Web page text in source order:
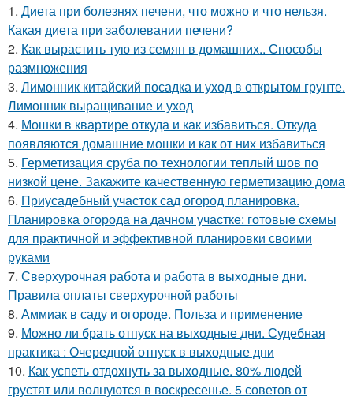
1. Диета при болезнях печени, что можно и что нельзя.
Какая диета при заболевании печени?
2. Как вырастить тую из семян в домашних.. Способы
размножения
3. Лимонник китайский посадка и уход в открытом грунте.
Лимонник выращивание и уход
4. Мошки в квартире откуда и как избавиться. Откуда
появляются домашние мошки и как от них избавиться
5. Герметизация сруба по технологии теплый шов по
низкой цене. Закажите качественную герметизацию дома
6. Приусадебный участок сад огород планировка.
Планировка огорода на дачном участке: готовые схемы
для практичной и эффективной планировки своими
руками
7. Сверхурочная работа и работа в выходные дни.
Правила оплаты сверхурочной работы
8. Аммиак в саду и огороде. Польза и применение
9. Можно ли брать отпуск на выходные дни. Судебная
практика : Очередной отпуск в выходные дни
10. Как успеть отдохнуть за выходные. 80% людей
грустят или волнуются в воскресенье. 5 советов от